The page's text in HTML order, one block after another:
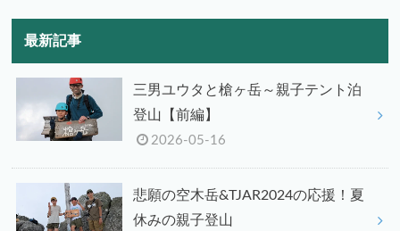
最新記事
三男ユウタと槍ヶ岳～親子テント泊
登山【前編】
2026-05-16
悲願の空木岳&TJAR2024の応援！夏
休みの親子登山